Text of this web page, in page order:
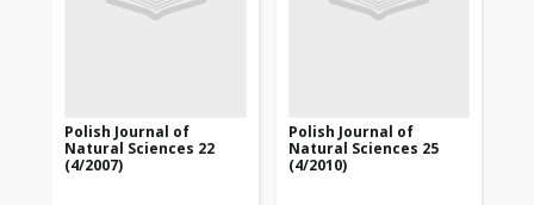
Polish Journal of
Natural Sciences 22
(4/2007)
Polish Journal of
Natural Sciences 25
(4/2010)